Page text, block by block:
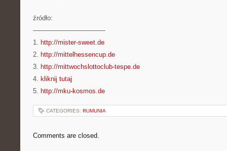
źródło:
———————————
1. http://mister-sweet.de
2. http://mittelhessencup.de
3. http://mittwochslottoclub-tespe.de
4. kliknij tutaj
5. http://mku-kosmos.de
CATEGORIES: RUMUNIA
Comments are closed.